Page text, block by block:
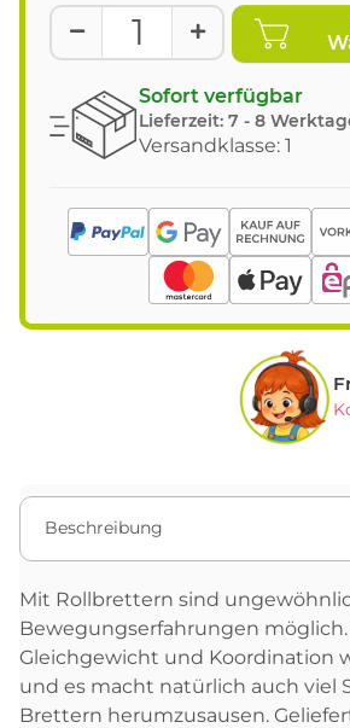
Sofort verfügbar
Lieferzeit: 7 - 8
Versandklasse: 1
Beschreibung
Mit Rollbrettern sind
Bewegungserfahrungen möglich.
Gleichgewicht und Koordination
und es macht natürlich auch viel
Brettern herumzusausen.